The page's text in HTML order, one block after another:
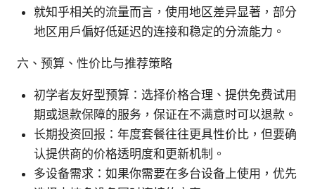
就知乎相关的流量而言，使用地区差异显著，部分
地区用户偏好低延迟的连接和稳定的分流能力。
六、预算、性价比与推荐策略
初学者友好型预算：选择价格合理、提供免费试用
期或退款保障的服务，保证在不满意时可以退款。
长期投资回报：年度套餐往往更具性价比，但要确
认提供商的价格透明度和更新机制。
多设备需求：如果你需要在多台设备上使用，优先